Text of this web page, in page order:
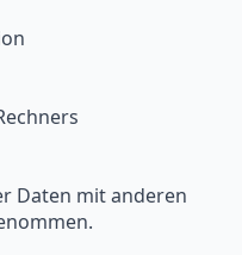
Daten mit anderen